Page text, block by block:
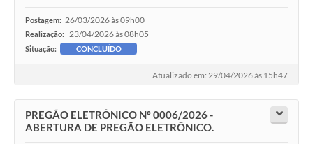
Postagem: 26/03/2026 às 09h00
Realização: 23/04/2026 às 08h05
Situação: CONCLUÍDO
Atualizado em: 29/04/2026 às 15h47
PREGÃO ELETRÔNICO Nº 0006/2026 -
ABERTURA DE PREGÃO ELETRÔNICO.